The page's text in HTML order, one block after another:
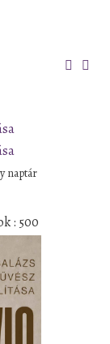
naptár
: 500